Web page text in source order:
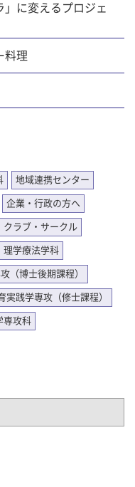
に変えるプロジェ
料理
地域連携センター
企業・行政の方へ
クラブ・サークル
理学療法学科
（博士後期課程）
実践学専攻（修士課程）
専攻科